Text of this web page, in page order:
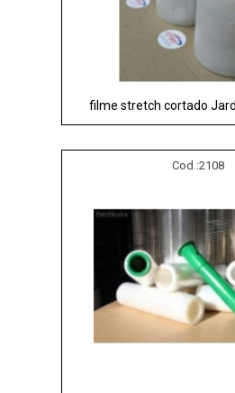
filme stretch cortado
Cod.:2108